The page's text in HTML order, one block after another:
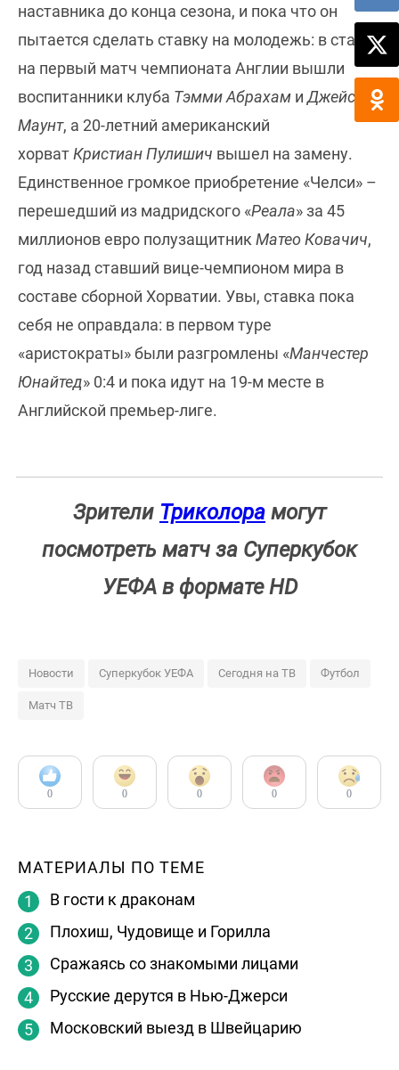
наставника до конца сезона, и пока что он
пытается сделать ставку на молодежь: в старте
на первый матч чемпионата Англии вышли
воспитанники клуба Тэмми Абрахам и Джейсон
Маунт, а 20-летний американский
хорватКристиан Пулишич вышел на замену.
Единственное громкое приобретение «Челси» –
перешедший из мадридского «Реала» за 45
миллионов евро полузащитник Матео Ковачич,
год назад ставший вице-чемпионом мира в
составе сборной Хорватии. Увы, ставка пока
себя не оправдала: в первом туре
«аристократы» были разгромлены «Манчестер
Юнайтед» 0:4 и пока идут на 19-м месте в
Английской премьер-лиге.
Зрители Триколора могут
посмотреть матч за Суперкубок
УЕФА в формате HD
Новости Суперкубок УЕФА Сегодня на ТВ Футбол
Матч ТВ
0 0 0 0 0
МАТЕРИАЛЫ ПО ТЕМЕ
В гости к драконам
Плохиш, Чудовище и Горилла
Сражаясь со знакомыми лицами
Русские дерутся в Нью-Джерси
Московский выезд в Швейцарию